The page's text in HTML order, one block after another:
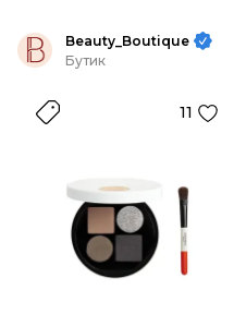
Beauty_Boutique
Бутик
11